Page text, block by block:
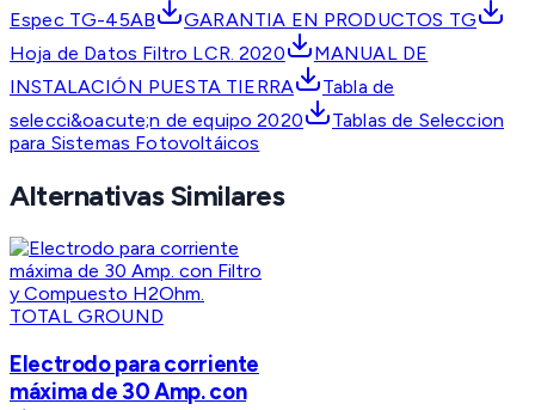
Espec TG-45AB
GARANTIA EN PRODUCTOS TG
Hoja de Datos Filtro LCR. 2020
MANUAL DE
INSTALACIÓN PUESTA TIERRA
Tabla de
selecci&oacute;n de equipo 2020
Tablas de Seleccion
para Sistemas Fotovoltáicos
Alternativas Similares
TOTAL GROUND
Electrodo para corriente
máxima de 30 Amp. con